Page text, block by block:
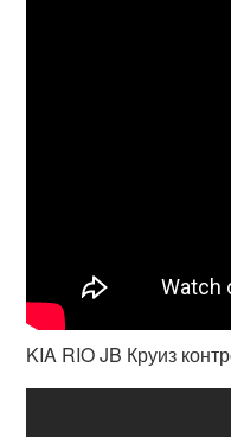
KIA RIO JB Круиз